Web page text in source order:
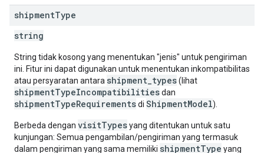
shipmentType
string
String tidak kosong yang menentukan "jenis" untuk pengiriman
ini. Fitur ini dapat digunakan untuk menentukan inkompatibilitas
atau persyaratan antara shipment_types(lihat
shipmentTypeIncompatibilitiesdan
shipmentTypeRequirementsdi ShipmentModel).
Berbeda dengan visitTypesyang ditentukan untuk satu
kunjungan: Semua pengambilan/pengiriman yang termasuk
dalam pengiriman yang sama memiliki shipmentType yang